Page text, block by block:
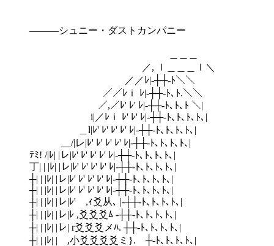
―――シュニー・ダストカンパニー
／, ｌ＿＿＿ｌ＼
／／ﾚ|‐┼┼‐ﾄ＼＼
／／ﾚｉ ﾚ|‐┼┼‐ﾄ､ﾄ.＼＼
／,／ﾚ' ﾚ' ﾚ|‐┼┼‐ﾄ､ﾄ､ﾄ ＼|
i|／ﾚｉ ﾚ' ﾚ' ﾚ|‐┼┼‐ﾄ､ﾄ､ﾄ､ﾄ､|
＿l|ﾚ' ﾚ' ﾚ' ﾚ' ﾚ|‐┼┼‐ﾄ､ﾄ､ﾄ､ﾄ､|
__/|レ|ﾚ' ﾚ' ﾚ' ﾚ' ﾚ|‐┼┼‐ﾄ､ﾄ､ﾄ､ﾄ､|
ﾃﾐ! /|ﾚ| |レ|ﾚ' ﾚ' ﾚ' ﾚ' ﾚ|‐┼┼‐ﾄ､ﾄ､ﾄ､ﾄ､|
丁| | |ﾚ| |レ|ﾚ' ﾚ' ﾚ' ﾚ' ﾚ|‐┼┼‐ﾄ､ﾄ､ﾄ､ﾄ､|
┼| | |ﾚ| |レ|ﾚ' ﾚ' ﾚ' ﾚ' ﾚ|‐┼┼‐ﾄ､ﾄ､ﾄ､ﾄ､|
┼| | |ﾚ| |レ|ﾚ' ﾚ' ﾚ' ﾚ' ﾚ|‐┼┼‐ﾄ､ﾄ､ﾄ､ﾄ､|
┼| | |ﾚ| |レ|ﾚ' ,ｨ爻从､ |‐┼┼‐ﾄ､ﾄ､ﾄ､ﾄ､|
┼| | |ﾚ| |レ|ﾚ ,爻爻爻ﾑ ‐┼┼‐ﾄ､ﾄ､ﾄ､ﾄ､|
┼| | |ﾚ| |レ| r爻爻爻メﾊ. ┼┼‐ﾄ､ﾄ､ﾄ､ﾄ､|
┼| | |ﾚ| | ,小爻爻爻爻ミ}. ┼‐ﾄ､ﾄ､ﾄ､ﾄ､|